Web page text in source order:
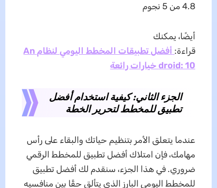
4.8 من 5 نجوم
أيضًا، يمكنك
قراءة:
أفضل تطبيقات المخطط اليومي لنظام An
droid: 10 خيارات رائعة
الجزء الثاني: كيفية استخدام أفضل
تطبيق للمخطط لتحرير الخطة
عندما يتعلق الأمر بتنظيم حياتك والبقاء على رأس
مهامك، فإن امتلاك أفضل تطبيق للمخطط الرقمي
ضروري. في هذا الجزء، سنقدم لك أفضل تطبيق
للمخطط اليومي البارز الذي يتألق حقًا بين منافسيه